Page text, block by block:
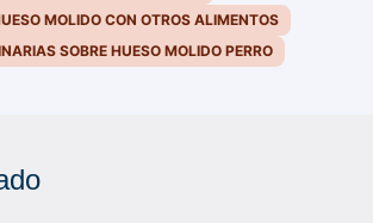
MOLIDO CON OTROS ALIMENTOS
SOBRE HUESO MOLIDO PERRO